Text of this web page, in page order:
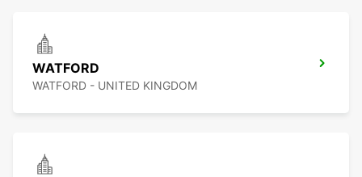
WATFORD
WATFORD - UNITED KINGDOM